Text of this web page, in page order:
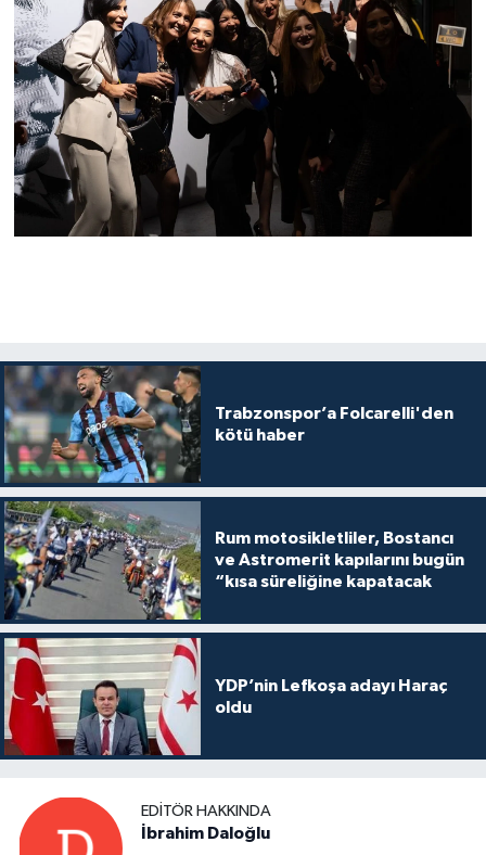
Trabzonspor’a Folcarelli'den
kötü haber
Rum motosikletliler, Bostancı
ve Astromerit kapılarını bugün
“kısa süreliğine kapatacak
YDP’nin Lefkoşa adayı Haraç
oldu
EDITÖR HAKKINDA
İbrahim Daloğlu